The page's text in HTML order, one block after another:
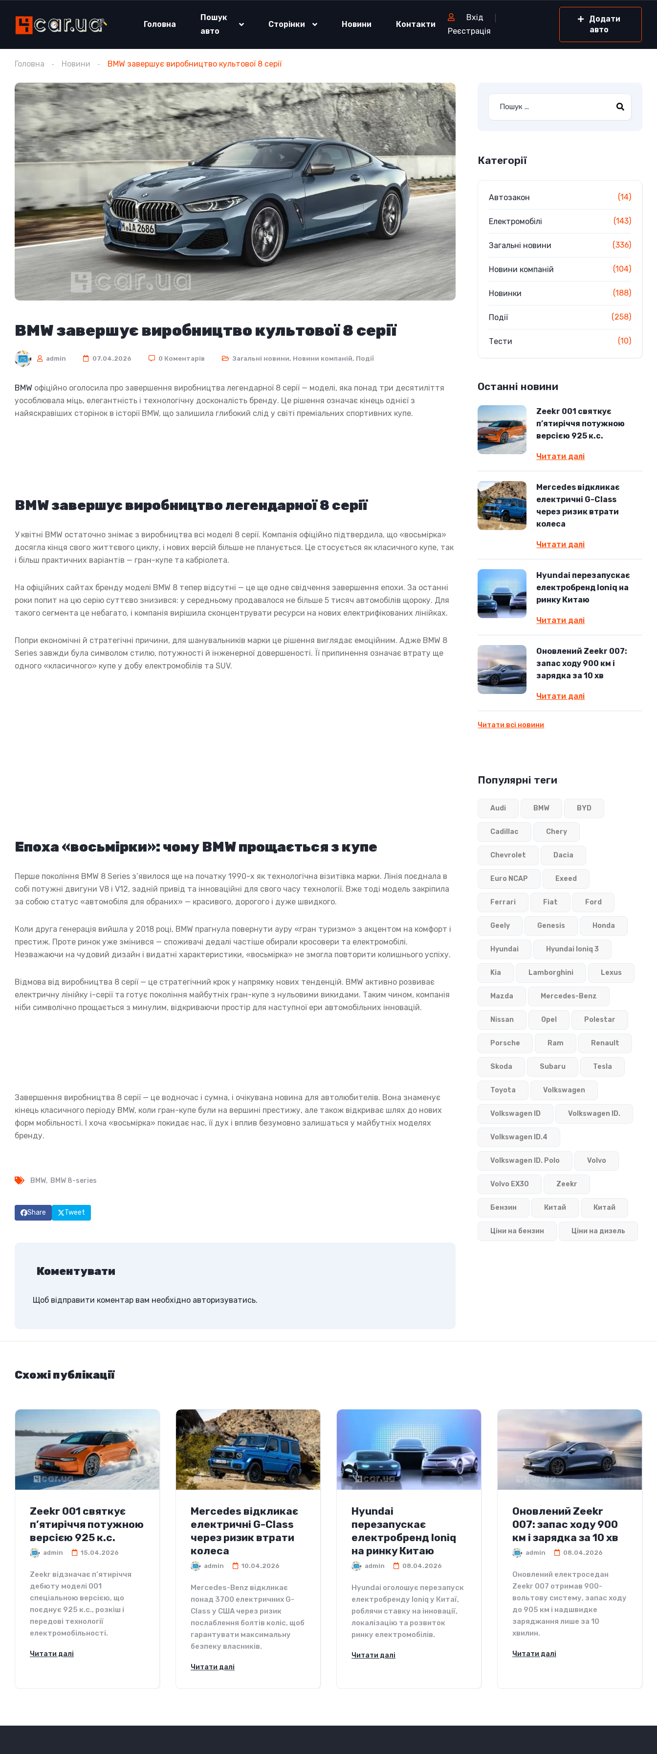
Головна
Пошук
авто
Сторінки Новини Контакти
Вхід
Реєстрація
Додати
авто
Головна Новини BMW завершує виробництво культової 8 серії
BMW завершує виробництво культової 8 серії
admin 07.04.2026 0 Коментарів Загальні новини, Новини компаній, Події
BMW офіційно оголосила про завершення виробництва легендарної 8 серії — моделі, яка понад три десятиліття
уособлювала міць, елегантність і технологічну досконалість бренду. Це рішення означає кінець однієї з
найяскравіших сторінок в історії BMW, що залишила глибокий слід у світі преміальних спортивних купе.
BMW завершує виробництво легендарної 8 серії
У квітні BMW остаточно знімає з виробництва всі моделі 8 серії. Компанія офіційно підтвердила, що «восьмірка»
досягла кінця свого життєвого циклу, і нових версій більше не планується. Це стосується як класичного купе, так
і більш практичних варіантів — гран-купе та кабріолета.
На офіційних сайтах бренду моделі BMW 8 тепер відсутні — це ще одне свідчення завершення епохи. За останні
роки попит на цю серію суттєво знизився: у середньому продавалося не більше 5 тисяч автомобілів щороку. Для
такого сегмента це небагато, і компанія вирішила сконцентрувати ресурси на нових електрифікованих лінійках.
Попри економічні й стратегічні причини, для шанувальників марки це рішення виглядає емоційним. Адже BMW 8
Series завжди була символом стилю, потужності й інженерної довершеності. Її припинення означає втрату ще
одного «класичного» купе у добу електромобілів та SUV.
Епоха «восьмірки»: чому BMW прощається з купе
Перше покоління BMW 8 Series з’явилося ще на початку 1990-х як технологічна візитівка марки. Лінія поєднала в
собі потужні двигуни V8 і V12, задній привід та інноваційні для свого часу технології. Вже тоді модель закріпила
за собою статус «автомобіля для обраних» — красивого, дорогого і дуже швидкого.
Коли друга генерація вийшла у 2018 році, BMW прагнула повернути ауру «гран туризмо» з акцентом на комфорт і
престиж. Проте ринок уже змінився — споживачі дедалі частіше обирали кросовери та електромобілі.
Незважаючи на чудовий дизайн і видатні характеристики, «восьмірка» не змогла повторити колишнього успіху.
Відмова від виробництва 8 серії — це стратегічний крок у напрямку нових тенденцій. BMW активно розвиває
електричну лінійку i-серії та готує покоління майбутніх гран-купе з нульовими викидами. Таким чином, компанія
ніби символічно прощається з минулим, відкриваючи простір для наступної ери автомобільних інновацій.
Завершення виробництва 8 серії — це водночас і сумна, і очікувана новина для автолюбителів. Вона знаменує
кінець класичного періоду BMW, коли гран-купе були на вершині престижу, але також відкриває шлях до нових
форм мобільності. І хоча «восьмірка» покидає нас, її дух і вплив безумовно залишаться у майбутніх моделях
бренду.
BMW BMW 8-series
Share Tweet
Коментувати
Щоб відправити коментар вам необхідно авторизуватись.
Категорії
Автозакон (14)
Електромобілі (143)
Загальні новини (336)
Новини компаній (104)
Новинки (188)
Події (258)
Тести (10)
Останні новини
Zeekr 001 святкує
п’ятиріччя потужною
версією 925 к.с.
Читати далі
Mercedes відкликає
електричні G-Class
через ризик втрати
колеса
Читати далі
Hyundai перезапускає
електробренд Ioniq на
ринку Китаю
Читати далі
Оновлений Zeekr 007:
запас ходу 900 км і
зарядка за 10 хв
Читати далі
Читати всі новини
Популярні теги
Audi BMW BYD
Cadillac Chery
Chevrolet Dacia
Euro NCAP Exeed
Ferrari Fiat Ford
Geely Genesis Honda
Hyundai Hyundai Ioniq 3
Kia Lamborghini Lexus
Mazda Mercedes-Benz
Nissan Opel Polestar
Porsche Ram Renault
Skoda Subaru Tesla
Toyota Volkswagen
Volkswagen ID Volkswagen ID.
Volkswagen ID.4
Volkswagen ID. Polo Volvo
Volvo EX30 Zeekr
Бензин Китай Китай
Ціни на бензин Ціни на дизель
Схожі публікації
Zeekr 001 святкує
п’ятиріччя потужною
версією 925 к.с.
admin 15.04.2026
Zeekr відзначає п’ятиріччя
дебюту моделі 001
спеціальною версією, що
поєднує 925 к.с., розкіш і
передові технології
електромобільності.
Читати далі
Mercedes відкликає
електричні G-Class
через ризик втрати
колеса
admin 10.04.2026
Mercedes-Benz відкликає
понад 3700 електричних G-
Class у США через ризик
послаблення болтів коліс, щоб
гарантувати максимальну
безпеку власників.
Читати далі
Hyundai
перезапускає
електробренд Ioniq
на ринку Китаю
admin 08.04.2026
Hyundai оголошує перезапуск
електробренду Ioniq у Китаї,
роблячи ставку на інновації,
локалізацію та розвиток
ринку електромобілів.
Читати далі
Оновлений Zeekr
007: запас ходу 900
км і зарядка за 10 хв
admin 08.04.2026
Оновлений електроседан
Zeekr 007 отримав 900-
вольтову систему, запас ходу
до 905 км і надшвидке
заряджання лише за 10
хвилин.
Читати далі